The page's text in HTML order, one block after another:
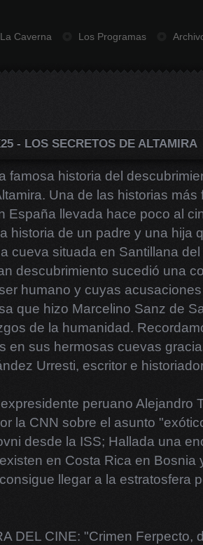
La Caverna Los Programas
- LOS SECRETOS DE ALTAMIRA
famosa historia del
Una de las historias más
España llevada hace poco al
historia de un padre y una hija
cueva situada en Santillana
descubrimiento sucedió una
humano y cuyas
que hizo Marcelino Sanz de
de la humanidad.
en sus hermosas cuevas
Urresti, escritor e
peruano Alejandro
la CNN sobre el asunto
desde la ISS; Hallada una
en Costa Rica en Bosnia
llegar a la estratosfera
DEL CINE: "Crimen Ferpecto,